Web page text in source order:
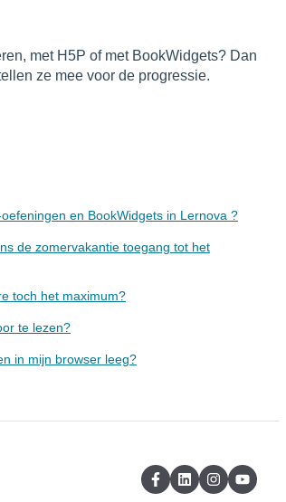
met H5P of met BookWidgets? Dan
ze mee voor de progressie.
en BookWidgets in Lernova ?
de zomervakantie toegang tot het
toch het maximum?
te lezen?
in mijn browser leeg?